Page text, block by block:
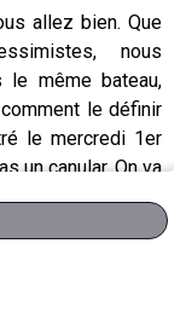
allez bien. Que
nous
le même bateau,
le définir
le mercredi 1er
un canular. On va
êtes bien sur
!